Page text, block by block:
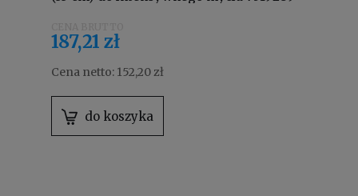
187,21 zł
Cena netto: 152,20 zł
do koszyka